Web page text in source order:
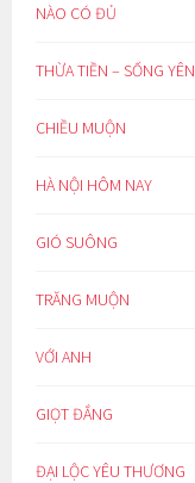
NÀO CÓ ĐỦ
THỪA TIỀN – SỐNG YÊN
CHIỀU MUỘN
HÀ NỘI HÔM NAY
GIÓ SUÔNG
TRĂNG MUỘN
VỚI ANH
GIỌT ĐẮNG
ĐẠI LỘC YÊU THƯƠNG